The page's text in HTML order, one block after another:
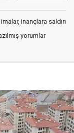
inançlara saldırı
yorumlar